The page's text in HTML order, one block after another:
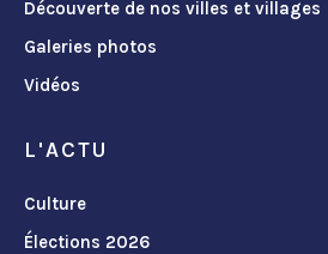
Découverte de nos villes et villages
Galeries photos
Vidéos
L'ACTU
Culture
Élections 2026